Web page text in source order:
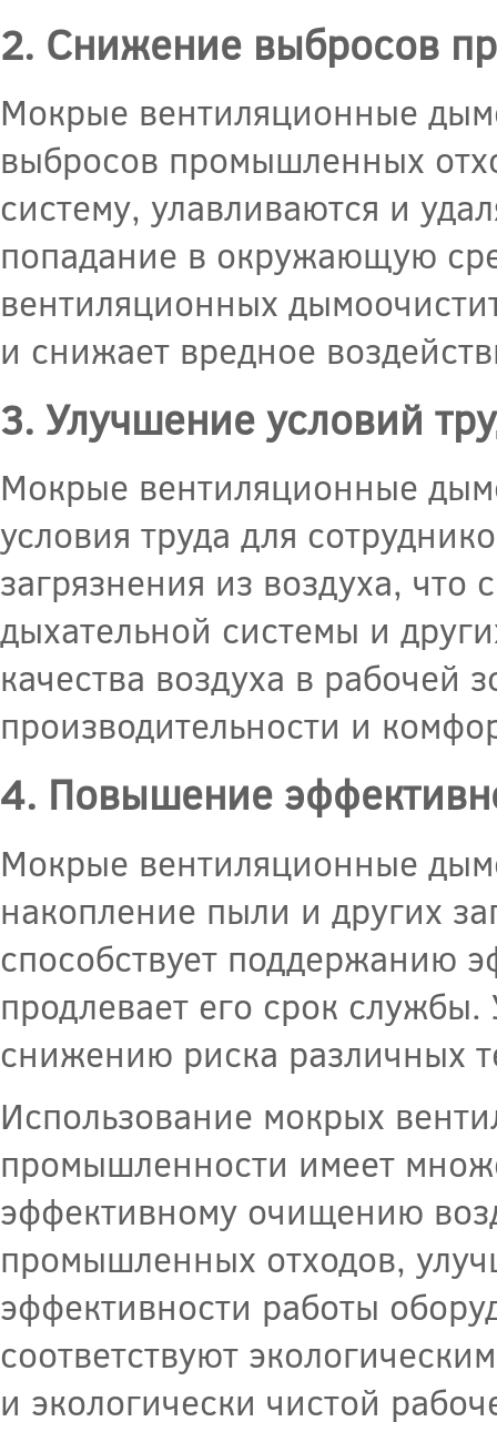
2. Снижение выбросов
Мокрые вентиляционные
выбросов промышленных
систему, улавливаются и
попадание в окружающую
вентиляционных
и снижает вредное
3. Улучшение условий
Мокрые вентиляционные
условия труда для
загрязнения из воздуха,
дыхательной системы и
качества воздуха в рабочей
производительности и
4. Повышение
Мокрые вентиляционные
накопление пыли и других
способствует поддержанию
продлевает его срок
снижению риска различных
Использование мокрых
промышленности имеет
эффективному очищению
промышленных отходов,
эффективности работы
соответствуют
и экологически чистой